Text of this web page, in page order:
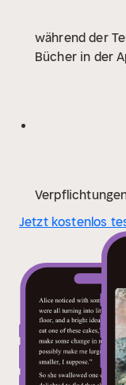
während der
Bücher in der
Jetzt kostenlos